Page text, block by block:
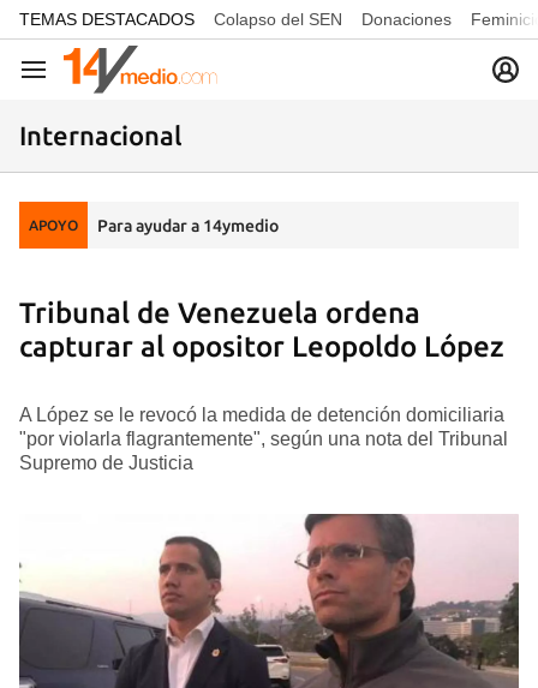
common.go-to-content
TEMAS DESTACADOS Colapso del SEN Donaciones
Navegación
Internacional
APOYO Para ayudar a 14ymedio
Tribunal de Venezuela ordena
capturar al opositor Leopoldo López
A López se le revocó la medida de detención domiciliaria
"por violarla flagrantemente", según una nota del Tribunal
Supremo de Justicia